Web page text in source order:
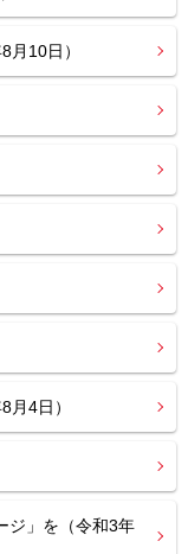
月10日）
4日）
ジ」を（令和3年